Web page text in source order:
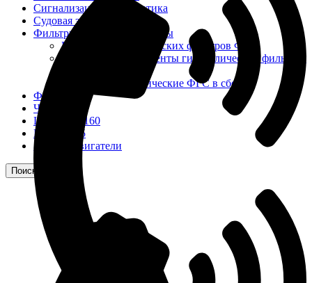
Сигнализация и автоматика
Судовая запорная арматура
Фильтры и фильтроэлементы
Корпусы гидравлических фильтров ФГС
Фильтрующие элементы гидравлических фильтров
Фильтры гидравлические ФГС в сборе
Фонари
ЧН 25/34
Шкода 6S-160
Шкода-275
Электродвигатели
Поиск